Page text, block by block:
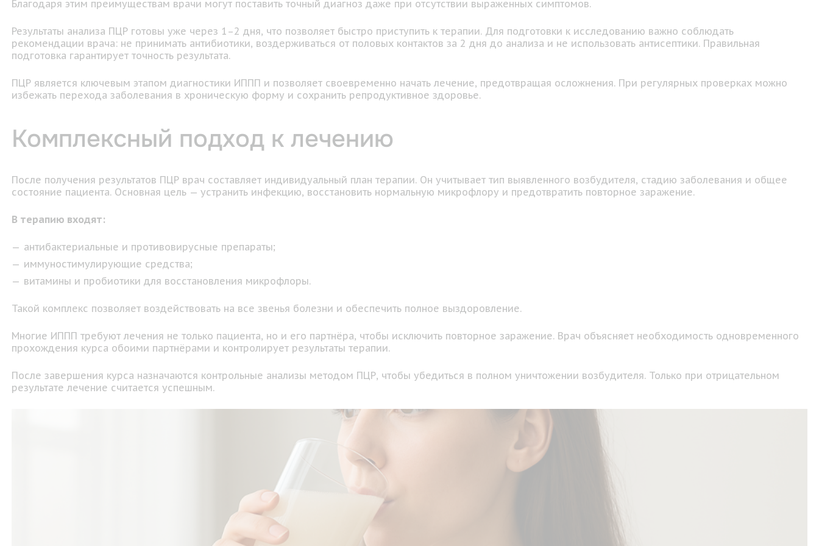
Благодаря этим преимуществам врачи могут поставить точный диагноз даже при отсутствии выраженных симптомов.
Результаты анализа ПЦР готовы уже через 1–2 дня, что позволяет быстро приступить к терапии. Для подготовки к исследованию важно соблюдать
рекомендации врача: не принимать антибиотики, воздерживаться от половых контактов за 2 дня до анализа и не использовать антисептики. Правильная
подготовка гарантирует точность результата.
ПЦР является ключевым этапом диагностики ИППП и позволяет своевременно начать лечение, предотвращая осложнения. При регулярных проверках можно
избежать перехода заболевания в хроническую форму и сохранить репродуктивное здоровье.
Комплексный подход к лечению
После получения результатов ПЦР врач составляет индивидуальный план терапии. Он учитывает тип выявленного возбудителя, стадию заболевания и общее
состояние пациента. Основная цель — устранить инфекцию, восстановить нормальную микрофлору и предотвратить повторное заражение.
В терапию входят:
антибактериальные и противовирусные препараты;
иммуностимулирующие средства;
витамины и пробиотики для восстановления микрофлоры.
Такой комплекс позволяет воздействовать на все звенья болезни и обеспечить полное выздоровление.
Многие ИППП требуют лечения не только пациента, но и его партнёра, чтобы исключить повторное заражение. Врач объясняет необходимость одновременного
прохождения курса обоими партнёрами и контролирует результаты терапии.
После завершения курса назначаются контрольные анализы методом ПЦР, чтобы убедиться в полном уничтожении возбудителя. Только при отрицательном
результате лечение считается успешным.